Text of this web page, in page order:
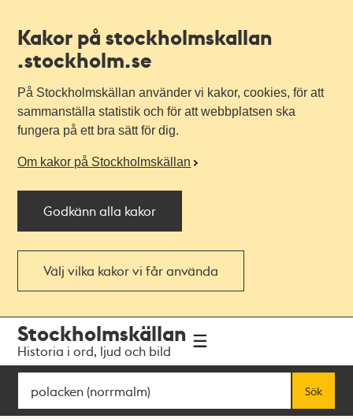
Kakor på stockholmskallan
.stockholm.se
På Stockholmskällan använder vi kakor, cookies, för att
sammanställa statistik och för att webbplatsen ska
fungera på ett bra sätt för dig.
Om kakor på Stockholmskällan
Godkänn alla kakor
Välj vilka kakor vi får använda
navigationen
huvudinnehållet
Stockholmskällan
Historia i ord, ljud och bild
Sök
Sök